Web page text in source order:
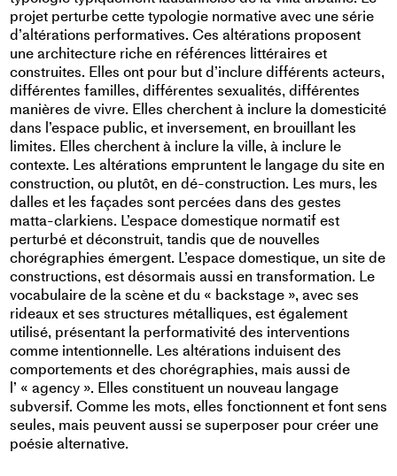
projet perturbe cette typologie normative avec une série
d’altérations performatives. Ces altérations proposent
une architecture riche en références littéraires et
construites. Elles ont pour but d’inclure différents acteurs,
différentes familles, différentes sexualités, différentes
manières de vivre. Elles cherchent à inclure la domesticité
dans l’espace public, et inversement, en brouillant les
limites. Elles cherchent à inclure la ville, à inclure le
contexte. Les altérations empruntent le langage du site en
construction, ou plutôt, en dé-construction. Les murs, les
dalles et les façades sont percées dans des gestes
matta-clarkiens. L’espace domestique normatif est
perturbé et déconstruit, tandis que de nouvelles
chorégraphies émergent. L’espace domestique, un site de
constructions, est désormais aussi en transformation. Le
vocabulaire de la scène et du « backstage », avec ses
rideaux et ses structures métalliques, est également
utilisé, présentant la performativité des interventions
comme intentionnelle. Les altérations induisent des
comportements et des chorégraphies, mais aussi de
l’ « agency ». Elles constituent un nouveau langage
subversif. Comme les mots, elles fonctionnent et font sens
seules, mais peuvent aussi se superposer pour créer une
poésie alternative.